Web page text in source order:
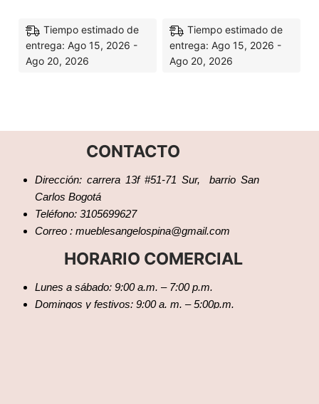
Tiempo estimado de
entrega: Ago 15, 2026 -
Ago 20, 2026
Tiempo estimado de
entrega: Ago 15, 2026 -
Ago 20, 2026
CONTACTO
Dirección: carrera 13f #51-71 Sur, barrio San
Carlos Bogotá
Teléfono: 3105699627
Correo : mueblesangelospina@gmail.com
HORARIO COMERCIAL
Lunes a sábado: 9:00 a.m. – 7:00 p.m.
Domingos y festivos: 9:00 a. m. – 5:00p.m.